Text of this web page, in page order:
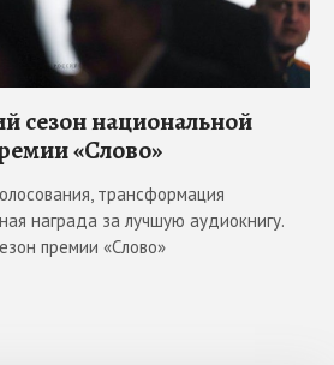
сезон национальной
«Слово»
трансформация
награда за лучшую аудиокнигу.
премии «Слово»